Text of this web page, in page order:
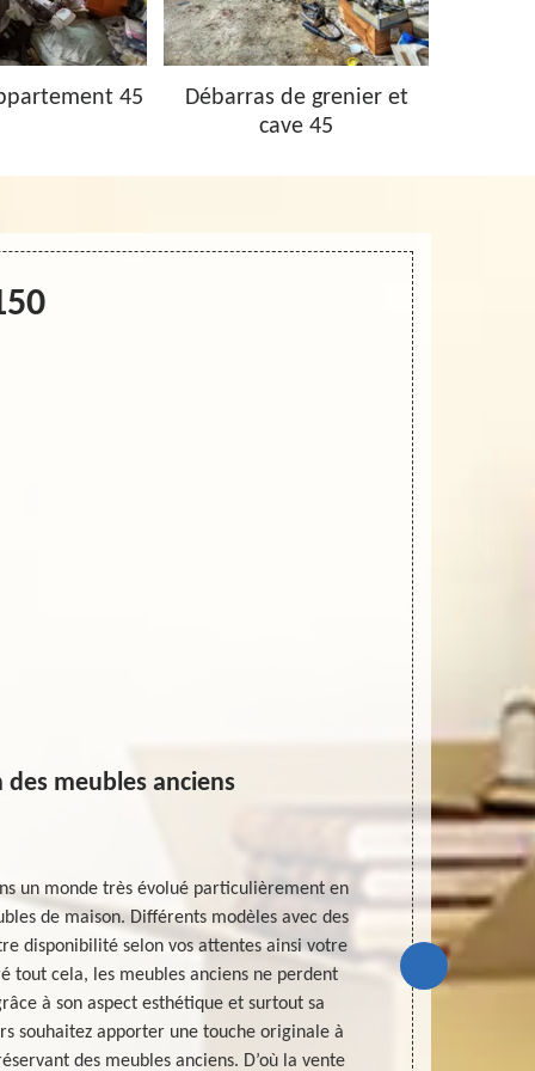
45
Débarras de grenier et
cave 45
meubles anciens
un monde très évolué particulièrement en
de maison. Différents modèles avec des
disponibilité selon vos attentes ainsi votre
tout cela, les meubles anciens ne perdent
à son aspect esthétique et surtout sa
souhaitez apporter une touche originale à
des meubles anciens. D’où la vente
Un
vous
c’est tout
qui peut